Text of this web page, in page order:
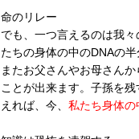
命のリレー
でも、一つ言えるのは我
たちの身体の中のDNAの
またお父さんやお母さん
ことが出来ます。子孫を
えれば、今、 私たち身体の